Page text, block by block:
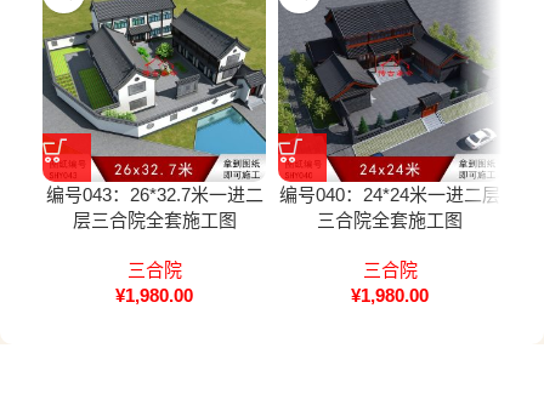
编号043：26*32.7米一进二
层三合院全套施工图
三合院
¥1,980.00
编号040：24*24米一进二层
三合院全套施工图
三合院
¥1,980.00